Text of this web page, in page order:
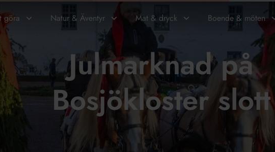
göra Natur & Äventyr Mat & dryck Boende & möten
Julmarknad på
Bosjökloster slott